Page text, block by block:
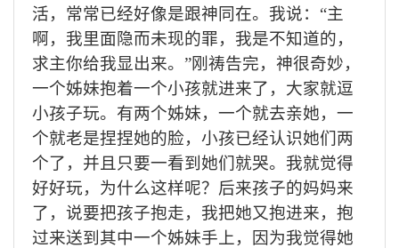
活，常常已经好像是跟神同在。我说：“主
啊，我里面隐而未现的罪，我是不知道的，
求主你给我显出来。”刚祷告完，神很奇妙，
一个姊妹抱着一个小孩就进来了，大家就逗
小孩子玩。有两个姊妹，一个就去亲她，一
个就老是捏捏她的脸，小孩已经认识她们两
个了，并且只要一看到她们就哭。我就觉得
好好玩，为什么这样呢？后来孩子的妈妈来
了，说要把孩子抱走，我把她又抱进来，抱
过来送到其中一个姊妹手上，因为我觉得她